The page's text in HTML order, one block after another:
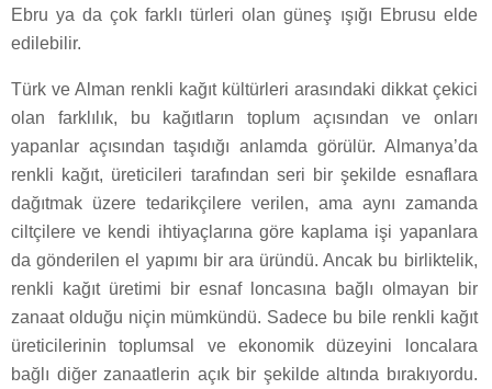
Ebru ya da çok farklı türleri olan güneş ışığı Ebrusu elde
edilebilir.
Türk ve Alman renkli kağıt kültürleri arasındaki dikkat çekici
olan farklılık, bu kağıtların toplum açısından ve onları
yapanlar açısından taşıdığı anlamda görülür. Almanya’da
renkli kağıt, üreticileri tarafından seri bir şekilde esnaflara
dağıtmak üzere tedarikçilere verilen, ama aynı zamanda
ciltçilere ve kendi ihtiyaçlarına göre kaplama işi yapanlara
da gönderilen el yapımı bir ara üründü. Ancak bu birliktelik,
renkli kağıt üretimi bir esnaf loncasına bağlı olmayan bir
zanaat olduğu niçin mümkündü. Sadece bu bile renkli kağıt
üreticilerinin toplumsal ve ekonomik düzeyini loncalara
bağlı diğer zanaatlerin açık bir şekilde altında bırakıyordu.